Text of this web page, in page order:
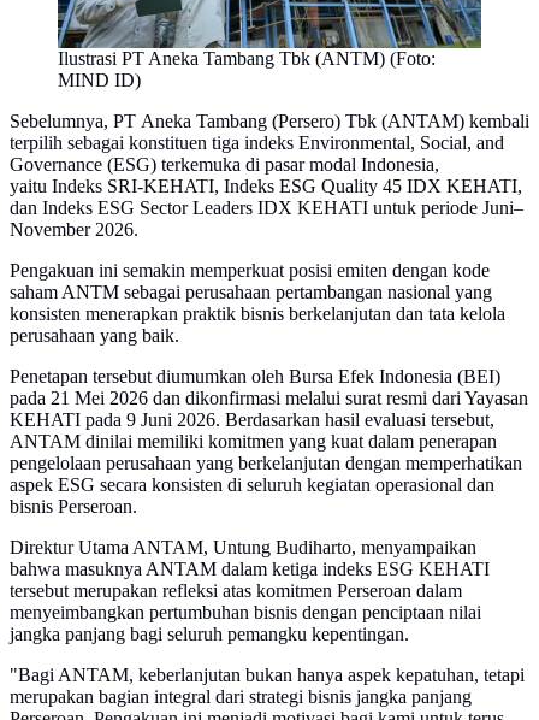
Ilustrasi PT Aneka Tambang Tbk (ANTM) (Foto:
MIND ID)
Sebelumnya, PT Aneka Tambang (Persero) Tbk (ANTAM) kembali
terpilih sebagai konstituen tiga indeks Environmental, Social, and
Governance (ESG) terkemuka di pasar modal Indonesia,
yaitu Indeks SRI-KEHATI, Indeks ESG Quality 45 IDX KEHATI,
dan Indeks ESG Sector Leaders IDX KEHATI untuk periode Juni–
November 2026.
Pengakuan ini semakin memperkuat posisi emiten dengan kode
saham ANTM sebagai perusahaan pertambangan nasional yang
konsisten menerapkan praktik bisnis berkelanjutan dan tata kelola
perusahaan yang baik.
Penetapan tersebut diumumkan oleh Bursa Efek Indonesia (BEI)
pada 21 Mei 2026 dan dikonfirmasi melalui surat resmi dari Yayasan
KEHATI pada 9 Juni 2026. Berdasarkan hasil evaluasi tersebut,
ANTAM dinilai memiliki komitmen yang kuat dalam penerapan
pengelolaan perusahaan yang berkelanjutan dengan memperhatikan
aspek ESG secara konsisten di seluruh kegiatan operasional dan
bisnis Perseroan.
Direktur Utama ANTAM, Untung Budiharto, menyampaikan
bahwa masuknya ANTAM dalam ketiga indeks ESG KEHATI
tersebut merupakan refleksi atas komitmen Perseroan dalam
menyeimbangkan pertumbuhan bisnis dengan penciptaan nilai
jangka panjang bagi seluruh pemangku kepentingan.
"Bagi ANTAM, keberlanjutan bukan hanya aspek kepatuhan, tetapi
merupakan bagian integral dari strategi bisnis jangka panjang